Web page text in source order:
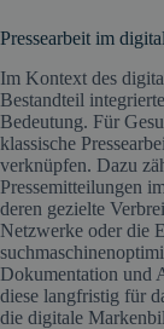
Pressearbeit im
Im Kontext des
Bestandteil
Bedeutung. Für
klassische
verknüpfen. Dazu
Pressemitteilungen
deren gezielte
Netzwerke oder die
Dokumentation und
diese langfristig für
die digitale